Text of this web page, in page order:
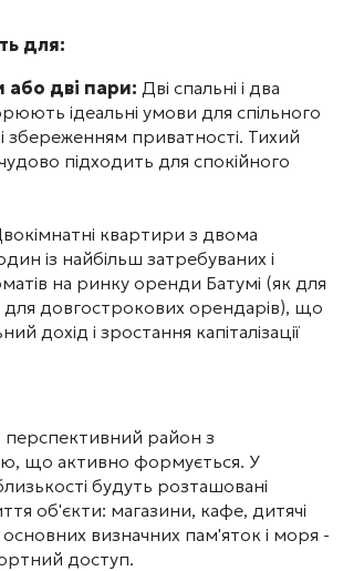
для:
або дві пари: Дві спальні і два
ідеальні умови для спільного
збереженням приватності. Тихий
підходить для спокійного
квартири з двома
із найбільш затребуваних і
на ринку оренди Батумі (як для
для довгострокових орендарів), що
дохід і зростання капіталізації
район з
що активно формується. У
будуть розташовані
об'єкти: магазини, кафе, дитячі
визначних пам'яток і моря -
доступ.